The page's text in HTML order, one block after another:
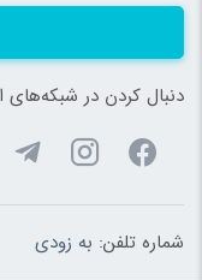
دنبال کردن در شبکه‌های
شماره تلفن: به زودی